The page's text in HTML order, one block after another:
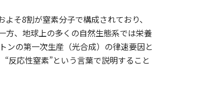
そ8割が窒素分子で構成されており、
方、地球上の多くの自然生態系では栄養
ンの第一次生産（光合成）の律速要因と
反応性窒素”という言葉で説明すること